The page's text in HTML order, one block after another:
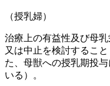
（授乳婦）
治療上の有益性及び母
又は中止を検討するこ
た、母獣への授乳期投
いる）。